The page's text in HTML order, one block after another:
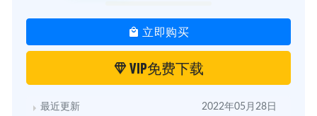
立即购买
VIP免费下载
最近更新 2022年05月28日